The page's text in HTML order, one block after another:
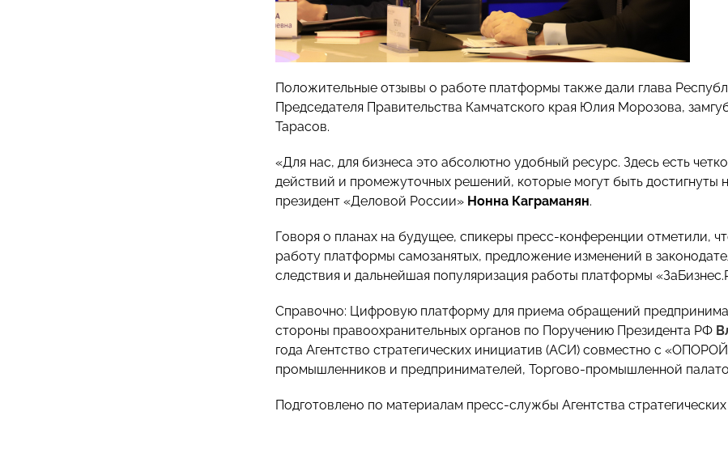
Положительные отзывы о работе платформы также дали глава
Председателя Правительства Камчатского края Юлия Морозова,
Тарасов.
«Для нас, для бизнеса это абсолютно удобный ресурс. Здесь есть
действий и промежуточных решений, которые могут быть
президент «Деловой России» Нонна Каграманян.
Говоря о планах на будущее, спикеры пресс-конференции отметили,
работу платформы самозанятых, предложение изменений в
следствия и дальнейшая популяризация работы платформы
Справочно: Цифровую платформу для приема обращений
стороны правоохранительных органов по Поручению Президента РФ
года Агентство стратегических инициатив (АСИ) совместно с
промышленников и предпринимателей, Торгово-промышленной
Подготовлено по материалам пресс-службы Агентства